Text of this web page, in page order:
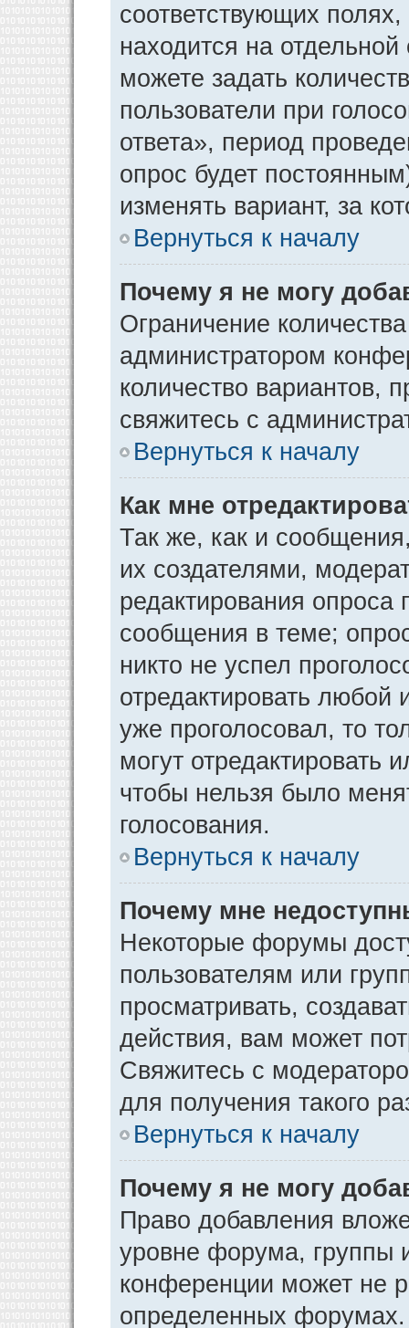
соответствующих
находится на
можете задать
пользователи при
ответа», период
опрос будет
изменять вариант, за
Вернуться к началу
Почему я не могу
Ограничение
администратором
количество вариантов,
свяжитесь с
Вернуться к началу
Как мне
Так же, как и
их создателями,
редактирования опроса
сообщения в теме;
никто не успел
отредактировать любой
уже проголосовал, то
могут отредактировать
чтобы нельзя было
голосования.
Вернуться к началу
Почему мне
Некоторые форумы
пользователям или
просматривать,
действия, вам может
Свяжитесь с
для получения такого
Вернуться к началу
Почему я не могу
Право добавления
уровне форума, группы
конференции может не
определенных